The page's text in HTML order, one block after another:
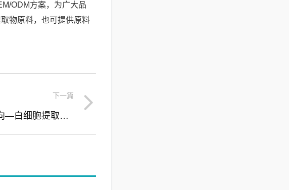
ODM方案，为广大品
物原料，也可提供原料
下一篇
敏感肌专用爽肤水研发新方向—白细胞提取物在护肤品原料中的创新应用